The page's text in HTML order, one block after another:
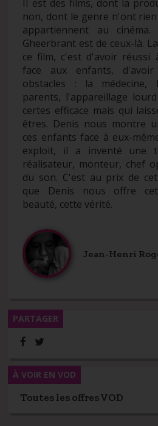
Il est des films, dont la
non, dont le genre n'ont
appartiennent au
Gheerbrant est de ceux-là.
ce film, c'est d'avoir réussi
face aux enfants,
obstacles : la médecine,
parents, l'appareillage
certes efficace mais qui
êtres. Denis nous montre
ces enfants face à eux-
exploit, il a inventé une
réalisateur, monteur, chef
du son. C'est au prix de
que Denis nous offre
beauté, cette vérité.
Jean-Henri
PARTAGER
Toutes les offres VOD
À VOIR EN VOD